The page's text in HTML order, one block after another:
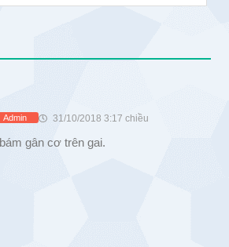
Admin 31/10/2018 3:17 chiều
gân cơ trên gai.